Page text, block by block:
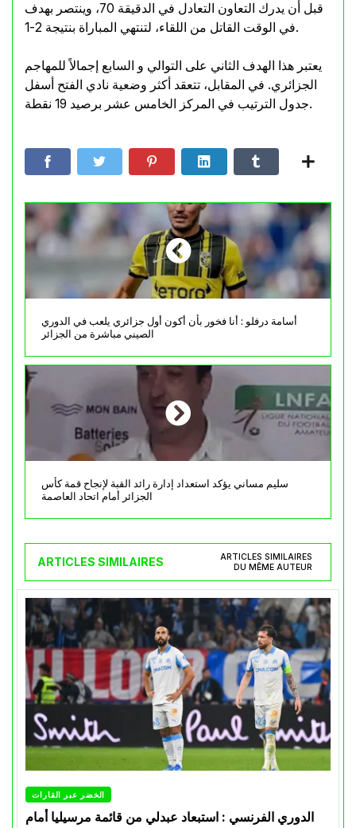
قبل أن يدرك التعاون التعادل في الدقيقة 70، وينتصر بهدف
في الوقت القاتل من اللقاء، لتنتهي المباراة بنتيجة 2-1.
يعتبر هذا الهدف الثاني على التوالي و السابع إجمالاً للمهاجم
الجزائري. في المقابل، تتعقد أكثر وضعية نادي الفتح أسفل
جدول الترتيب في المركز الخامس عشر برصيد 19 نقطة.
أسامة درفلو : أنا فخور بأن أكون أول جزائري يلعب في الدوري
الصيني مباشرة من الجزائر
سليم مساني يؤكد استعداد إدارة رائد القبة لإنجاح قمة كأس
الجزائر أمام اتحاد العاصمة
ARTICLES SIMILAIRES
ARTICLES SIMILAIRES
DU MÊME AUTEUR
الخضر عبر القارات
الدوري الفرنسي : استبعاد عبدلي من قائمة مرسيليا أمام